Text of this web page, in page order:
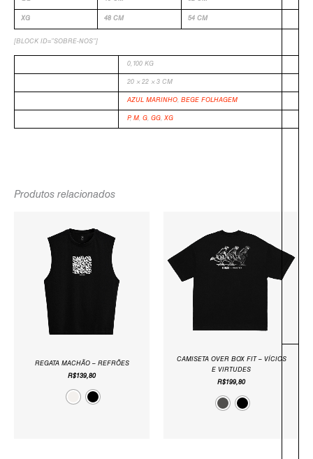
XG 48 CM 54 CM
[BLOCK ID=”SOBRE-NOS”]
0,100 KG
20 × 22 × 3 CM
AZUL MARINHO,BEGE FOLHAGEM
P,M,G,GG,XG
Produtos relacionados
REGATA MACHÃO – REFRÕES
R$139,80
CAMISETA OVER BOX FIT – VÍCIOS
E VIRTUDES
R$199,80